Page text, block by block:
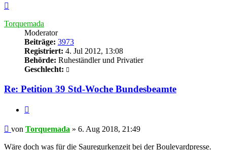
Torquemada
Moderator
Beiträge: 3973
Registriert: 4. Jul 2012, 13:08
Behörde: Ruheständler und Privatier
Geschlecht:
Re: Petition 39 Std-Woche Bundesbeamte
Beitrag
von Torquemada » 6. Aug 2018, 21:49
Wäre doch was für die Sauregurkenzeit bei der Boulevardpresse.